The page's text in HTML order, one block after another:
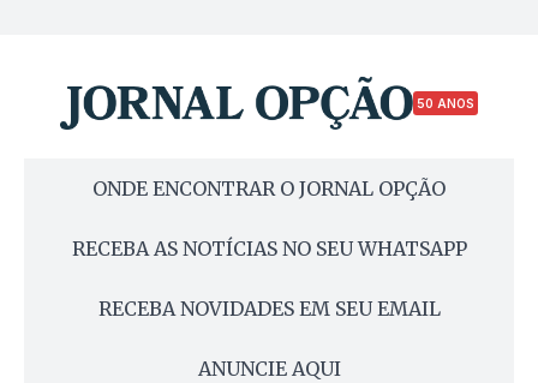
50 ANOS
ONDE ENCONTRAR O JORNAL OPÇÃO
RECEBA AS NOTÍCIAS NO SEU WHATSAPP
RECEBA NOVIDADES EM SEU EMAIL
ANUNCIE AQUI